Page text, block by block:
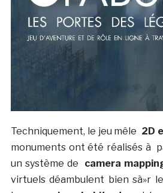
Techniquement, le jeu mêle 2D
monuments ont été réalisés à
un système de camera
virtuels déambulent bien sà»r